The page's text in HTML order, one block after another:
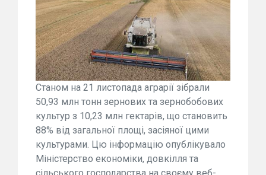
Станом на 21 листопада аграрії зібрали
50,93 млн тонн зернових та зернобобових
культур з 10,23 млн гектарів, що становить
88% від загальної площі, засіяної цими
культурами. Цю інформацію опублікувало
Міністерство економіки, довкілля та